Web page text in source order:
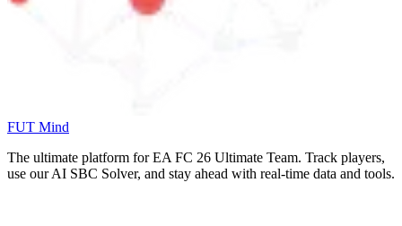
FUT Mind
The ultimate platform for EA FC 26 Ultimate Team. Track players,
use our AI SBC Solver, and stay ahead with real-time data and tools.